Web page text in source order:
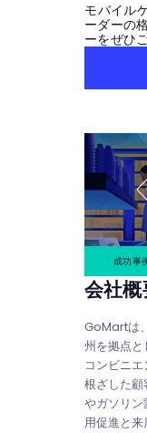
モバイル
ーダーの
ーをぜひ
成功事
会社概
GoMartは
州を拠点と
コンビニ
根ざした顧
やガソリ
用促進と来